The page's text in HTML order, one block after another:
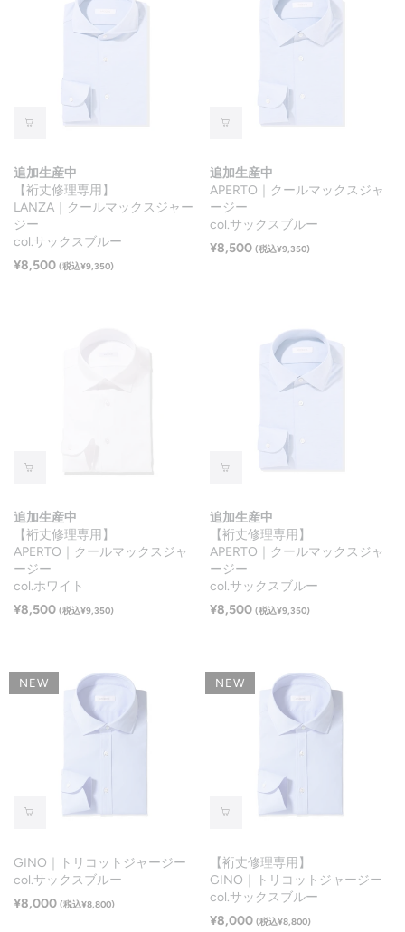
追加生産中
【裄丈修理専用】
LANZA｜クールマックスジャー
ジー
col.サックスブルー
¥8,500 (税込¥9,350)
追加生産中
APERTO｜クールマックスジャ
ージー
col.サックスブルー
¥8,500 (税込¥9,350)
追加生産中
【裄丈修理専用】
APERTO｜クールマックスジャ
ージー
col.ホワイト
¥8,500 (税込¥9,350)
追加生産中
【裄丈修理専用】
APERTO｜クールマックスジャ
ージー
col.サックスブルー
¥8,500 (税込¥9,350)
NEW
GINO｜トリコットジャージー
col.サックスブルー
¥8,000 (税込¥8,800)
NEW
【裄丈修理専用】
GINO｜トリコットジャージー
col.サックスブルー
¥8,000 (税込¥8,800)